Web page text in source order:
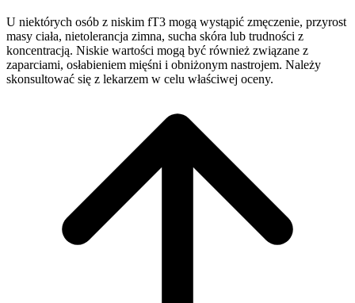
U niektórych osób z niskim fT3 mogą wystąpić zmęczenie, przyrost
masy ciała, nietolerancja zimna, sucha skóra lub trudności z
koncentracją. Niskie wartości mogą być również związane z
zaparciami, osłabieniem mięśni i obniżonym nastrojem. Należy
skonsultować się z lekarzem w celu właściwej oceny.